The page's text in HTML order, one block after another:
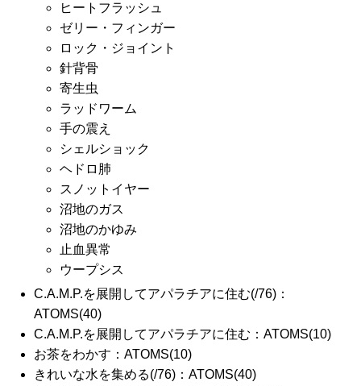
ヒートフラッシュ
ゼリー・フィンガー
ロック・ジョイント
針背骨
寄生虫
ラッドワーム
手の震え
シェルショック
ヘドロ肺
スノットイヤー
沼地のガス
沼地のかゆみ
止血異常
ウープシス
C.A.M.P.を展開してアパラチアに住む(/76)：
ATOMS(40)
C.A.M.P.を展開してアパラチアに住む：ATOMS(10)
お茶をわかす：ATOMS(10)
きれいな水を集める(/76)：ATOMS(40)